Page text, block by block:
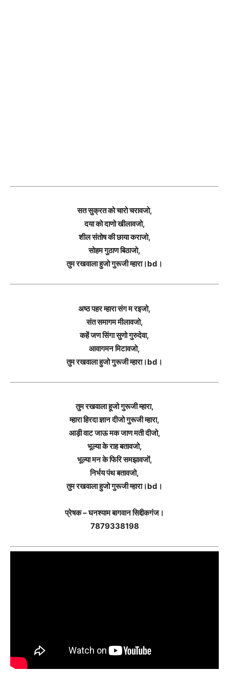
सत सुक्रत को चारो चरावजो,
दया को दाणो खीलावजो,
शील संतोष की छाया कराजो,
सोहम गुठाण बिठाजो,
तुम रखवाला हुजो गुरूजी म्हारा।bd।
अष्ठ पहर म्हारा संग म रइजो,
संत समागम मीलावजो,
कहें जण सिंगा सुणो गुरुदेवा,
आवागमन मिटावजो,
तुम रखवाला हुजो गुरूजी म्हारा।bd।
तुम रखवाला हूजो गुरूजी म्हारा,
म्हारा हिरदा ज्ञान दीजो गुरूजी म्हारा,
आड़ी वाट जाऊ मक जाण मती दीजो,
भूल्या के राह बतावजो,
भूल्या मन के फिरि समझावजों,
निर्भय पंथ बतावजो,
तुम रखवाला हुजो गुरूजी म्हारा।bd।
प्रेषक – घनश्याम बागवान सिद्दीकगंज।
7879338198